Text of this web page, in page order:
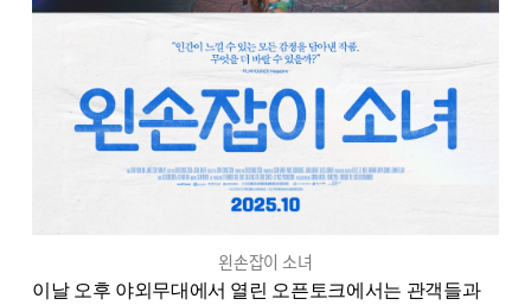
왼손잡이 소녀
이날 오후 야외무대에서 열린 오픈토크에서는 관객들과